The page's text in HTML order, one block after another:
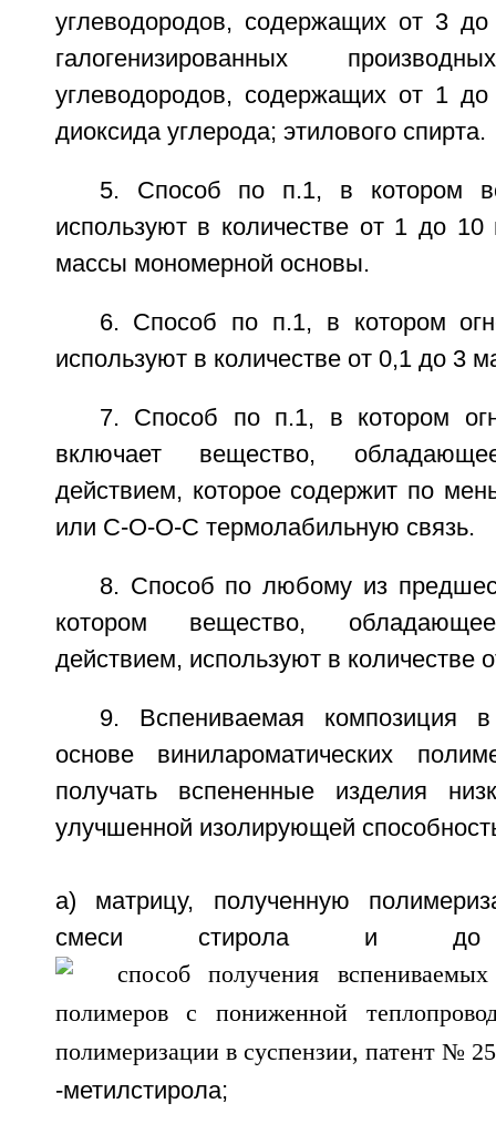
углеводородов, содержащих от 3
галогенизированных
углеводородов, содержащих от 1
диоксида углерода; этилового спирта.
5. Способ по п.1, в котором
используют в количестве от 1 до 10
массы мономерной основы.
6. Способ по п.1, в котором
используют в количестве от 0,1 до 3
7. Способ по п.1, в котором
включает вещество,
действием, которое содержит по
или C-O-O-C термолабильную связь.
8. Способ по любому из
котором вещество, обладающее
действием, используют в количестве
9. Вспениваемая композиция
основе винилароматических
получать вспененные изделия
улучшенной изолирующей
а) матрицу, полученную
смеси стирола и
-метилстирола;